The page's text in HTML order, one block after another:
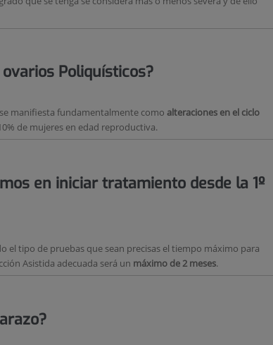
Poliquísticos?
manifiesta fundamentalmente como alteraciones en el ciclo
de mujeres en edad reproductiva.
en iniciar tratamiento desde la 1º
el tipo de pruebas que sean precisas el tiempo máximo para
Asistida adecuada será un máximo de 2 meses.